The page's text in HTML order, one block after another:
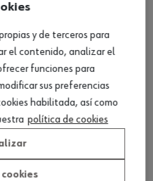
trasera H 118
y de terceros para
el contenido, analizar el
funciones para
sus preferencias
habilitada, así como
política de cookies
cookies